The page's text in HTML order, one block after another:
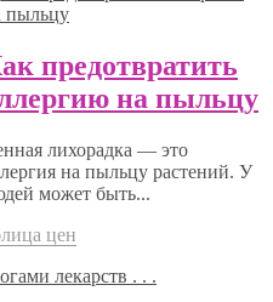
предотвратить
на пыльцу
лихорадка — это
на пыльцу растений. У
может быть...
цен
лекарств . . .